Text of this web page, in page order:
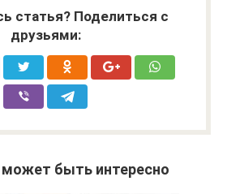
статья? Поделиться с
друзьями:
быть интересно